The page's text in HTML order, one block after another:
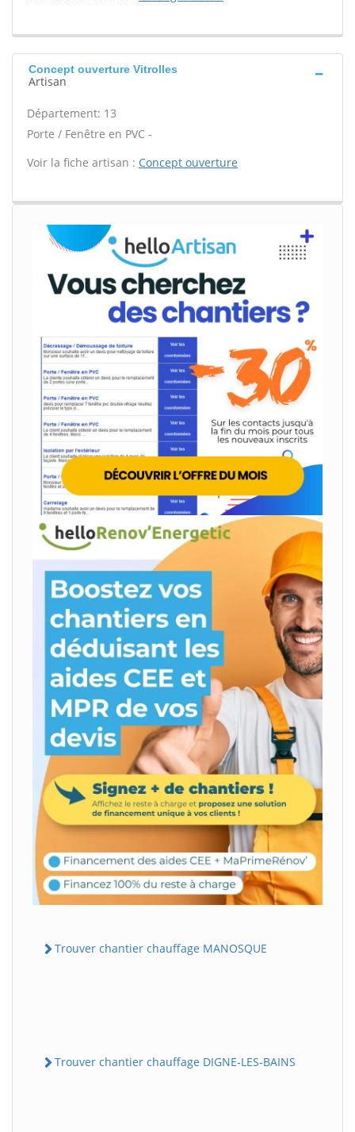
Concept ouverture Vitrolles
Artisan
Département: 13
Porte / Fenêtre en PVC -
Voir la fiche artisan : Concept ouverture
Trouver chantier chauffage MANOSQUE
Trouver chantier chauffage DIGNE-LES-BAINS